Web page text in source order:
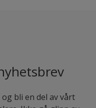
bli en del av vårt